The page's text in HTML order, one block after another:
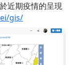
近期疫情的呈現
gis/